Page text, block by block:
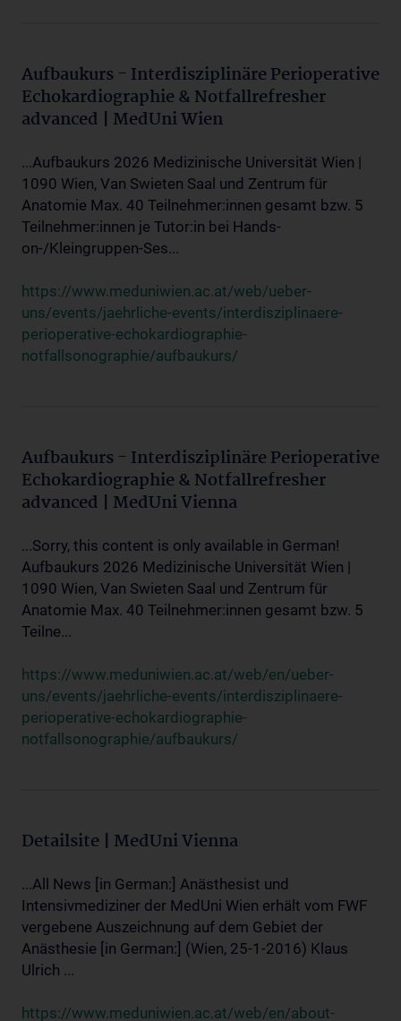
Aufbaukurs - Interdisziplinäre Perioperative
Echokardiographie & Notfallrefresher
advanced | MedUni Wien
...Aufbaukurs 2026 Medizinische Universität Wien |
1090 Wien, Van Swieten Saal und Zentrum für
Anatomie Max. 40 Teilnehmer:innen gesamt bzw. 5
Teilnehmer:innen je Tutor:in bei Hands-
on-/Kleingruppen-Ses...
https://www.meduniwien.ac.at/web/ueber-
uns/events/jaehrliche-events/interdisziplinaere-
perioperative-echokardiographie-
notfallsonographie/aufbaukurs/
Aufbaukurs - Interdisziplinäre Perioperative
Echokardiographie & Notfallrefresher
advanced | MedUni Vienna
...Sorry, this content is only available in German!
Aufbaukurs 2026 Medizinische Universität Wien |
1090 Wien, Van Swieten Saal und Zentrum für
Anatomie Max. 40 Teilnehmer:innen gesamt bzw. 5
Teilne...
https://www.meduniwien.ac.at/web/en/ueber-
uns/events/jaehrliche-events/interdisziplinaere-
perioperative-echokardiographie-
notfallsonographie/aufbaukurs/
Detailsite | MedUni Vienna
...All News [in German:] Anästhesist und
Intensivmediziner der MedUni Wien erhält vom FWF
vergebene Auszeichnung auf dem Gebiet der
Anästhesie [in German:] (Wien, 25-1-2016) Klaus
Ulrich ...
https://www.meduniwien.ac.at/web/en/about-